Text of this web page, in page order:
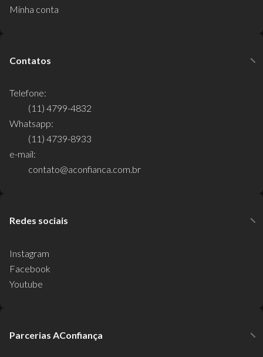
Minha conta
Contatos
Telefone:
(11) 4799-4832
Whatsapp:
(11) 4739-8933
e-mail:
contato@aconfianca.com.br
Redes sociais
Instagram
Facebook
Youtube
Parcerias AConfiança